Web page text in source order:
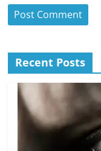
Recent Posts